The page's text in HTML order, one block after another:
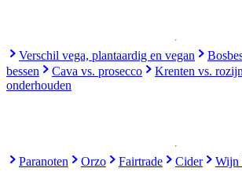
Verschil vega, plantaardig en vegan
bessen
Cava vs. prosecco Krenten vs.
onderhouden
Paranoten Orzo Fairtrade Cider Wijn